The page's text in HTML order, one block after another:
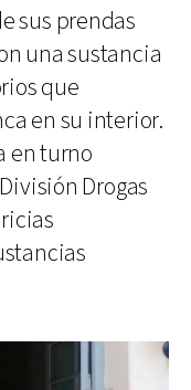
sus prendas
una sustancia
que
en su interior.
en turno
Drogas